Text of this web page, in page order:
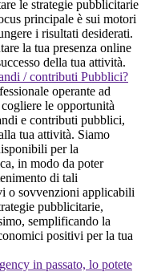
le strategie pubblicitarie
principale è sui motori
i risultati desiderati.
la tua presenza online
della tua attività.
/ contributi Pubblici?
operante ad
le opportunità
e contributi pubblici,
tua attività. Siamo
per la
in modo da poter
di tali
o sovvenzioni applicabili
pubblicitarie,
semplificando la
positivi per la tua
in passato, lo potete